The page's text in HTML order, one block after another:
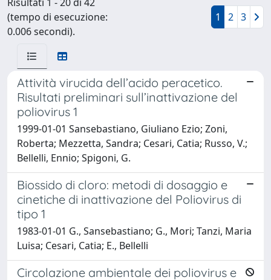
(tempo di esecuzione:
0.006 secondi).
1 2 3
Attività virucida dell’acido peracetico.
Risultati preliminari sull’inattivazione del
poliovirus 1
1999-01-01 Sansebastiano, Giuliano Ezio; Zoni,
Roberta; Mezzetta, Sandra; Cesari, Catia; Russo, V.;
Bellelli, Ennio; Spigoni, G.
Biossido di cloro: metodi di dosaggio e
cinetiche di inattivazione del Poliovirus di
tipo 1
1983-01-01 G., Sansebastiano; G., Mori; Tanzi, Maria
Luisa; Cesari, Catia; E., Bellelli
Circolazione ambientale dei poliovirus e